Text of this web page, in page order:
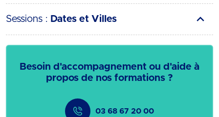
Sessions : Dates et Villes
Besoin d'accompagnement ou d'aide à
propos de nos formations ?
03 68 67 20 00